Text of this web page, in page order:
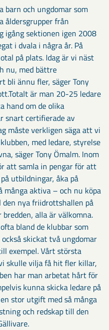
barn och ungdomar som
åldersgrupper från
igång sektionen igen 2008
i dvala i några år. På
på plats. Idag är vi näst
nu, med bättre
bli ännu fler, säger Tony
är man 20-25 ledare
hand om de olika
snart certifierade av
måste verkligen säga att vi
med ledare, styrelse
säger Tony Ömalm. Inom
att samla in pengar för att
utbildningar, åka på
aktiva – och nu köpa
nya friidrottshallen på
alla är välkomna.
bland de klubbar som
skickat två ungdomar
exempel. Vårt största
skulle vilja få hit fler killar,
har man arbetat hårt för
kunna skicka ledare på
stor utgift med så många
och redskap till den